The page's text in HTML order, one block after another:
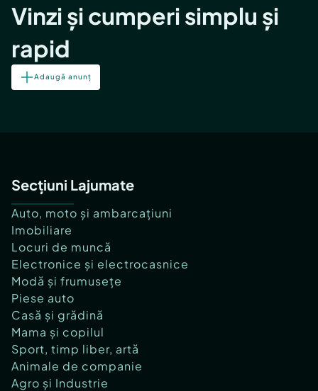
Vinzi și cumperi simplu și
rapid
Adaugă anunț
Secțiuni Lajumate
Auto, moto și ambarcațiuni
Imobiliare
Locuri de muncă
Electronice și electrocasnice
Modă și frumusețe
Piese auto
Casă și grădină
Mama și copilul
Sport, timp liber, artă
Animale de companie
Agro și Industrie